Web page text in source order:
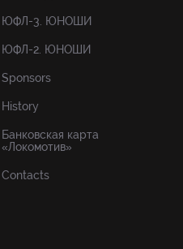
ЮФЛ-3. ЮНОШИ
ЮФЛ-2. ЮНОШИ
Sponsors
History
Банковская карта
«Локомотив»
Contacts